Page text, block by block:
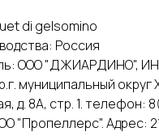
di gelsomino
Россия
ООО "ДЖИАРДИНО",
муниципальный округ
д. 8А, стр. 1. телефон:
"Пропеллерс". Адрес: